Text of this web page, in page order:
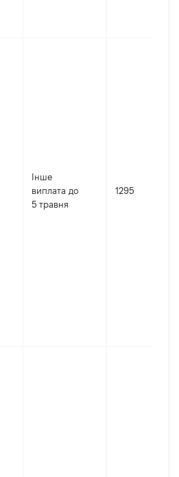
Інше
виплата до
5 травня
1295